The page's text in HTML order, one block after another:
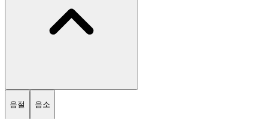
음절 음소